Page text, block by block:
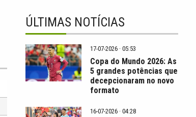
ÚLTIMAS NOTÍCIAS
17-07-2026 · 05:53
Copa do Mundo 2026: As
5 grandes potências que
decepcionaram no novo
formato
16-07-2026 · 04:28